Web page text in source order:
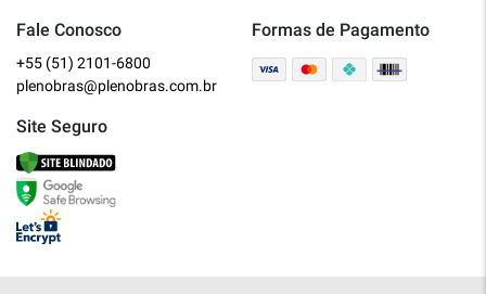
Fale Conosco
+55 (51) 2101-6800
plenobras@plenobras.com.br
Formas de Pagamento
Site Seguro
O que você deseja?